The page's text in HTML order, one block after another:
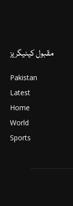
مقبول کیٹیگریز
Pakistan
Latest
Home
World
Sports